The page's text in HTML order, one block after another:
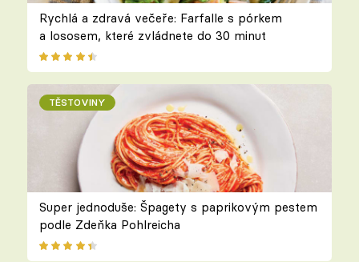
Rychlá a zdravá večeře: Farfalle s pórkem
a lososem, které zvládnete do 30 minut
TĚSTOVINY
Super jednoduše: Špagety s paprikovým pestem
podle Zdeňka Pohlreicha